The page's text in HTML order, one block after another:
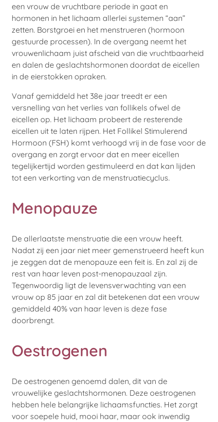
een vrouw de vruchtbare periode in gaat en
hormonen in het lichaam allerlei systemen “aan”
zetten. Borstgroei en het menstrueren (hormoon
gestuurde processen). In de overgang neemt het
vrouwenlichaam juist afscheid van die vruchtbaarheid
en dalen de geslachtshormonen doordat de eicellen
in de eierstokken opraken.
Vanaf gemiddeld het 38e jaar treedt er een
versnelling van het verlies van follikels ofwel de
eicellen op. Het lichaam probeert de resterende
eicellen uit te laten rijpen. Het Follikel Stimulerend
Hormoon (FSH) komt verhoogd vrij in de fase voor de
overgang en zorgt ervoor dat en meer eicellen
tegelijkertijd worden gestimuleerd en dat kan lijden
tot een verkorting van de menstruatiecyclus.
Menopauze
De allerlaatste menstruatie die een vrouw heeft.
Nadat zij een jaar niet meer gemenstrueerd heeft kun
je zeggen dat de menopauze een feit is. En zal zij de
rest van haar leven post-menopauzaal zijn.
Tegenwoordig ligt de levensverwachting van een
vrouw op 85 jaar en zal dit betekenen dat een vrouw
gemiddeld 40% van haar leven is deze fase
doorbrengt.
Oestrogenen
De oestrogenen genoemd dalen, dit van de
vrouwelijke geslachtshormonen. Deze oestrogenen
hebben hele belangrijke lichaamsfuncties. Het zorgt
voor soepele huid, mooi haar, maar ook inwendig